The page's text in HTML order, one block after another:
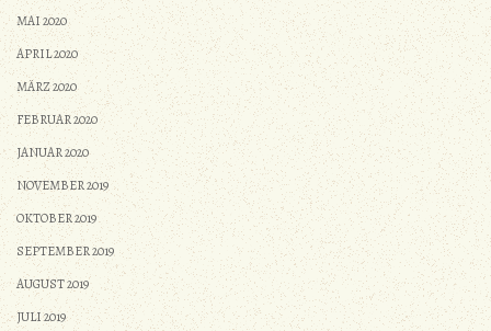
MAI 2020
APRIL 2020
MÄRZ 2020
FEBRUAR 2020
JANUAR 2020
NOVEMBER 2019
OKTOBER 2019
SEPTEMBER 2019
AUGUST 2019
JULI 2019